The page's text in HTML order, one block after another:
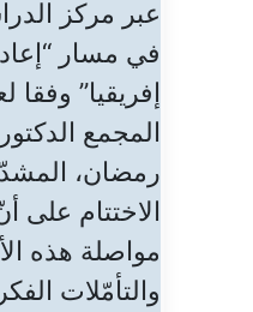
عبر مركز
في مسار
إفريقيا” وفقا
المجمع
رمضان،
الاختتام على
مواصلة هذه
والتأمّلات